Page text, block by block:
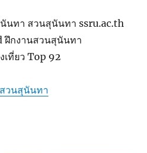
นทา สวนสุนันทา ssru.ac.th
ฝึกงานสวนสุนันทา
เที่ยว Top 92
สวนสุนันทา